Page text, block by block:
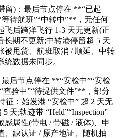
)：最后节点停在 **“已起
等待航班”“中转中”**，无任何
后跨洋飞行 1-3 天无更新(正
长期不更新;中转港停留超 5 天
被甩货、航班取消 / 顺延、中转
数据未同步。
节点停在 **“安检中”“安检
查验中”“待提供文件”**，部分
征：始发港 “安检中” 超 2 天无
天;轨迹带 “Held”“Inspection”
属性(带电 / 带磁 / 液体)、申
、缺认证 / 原产地证、随机抽